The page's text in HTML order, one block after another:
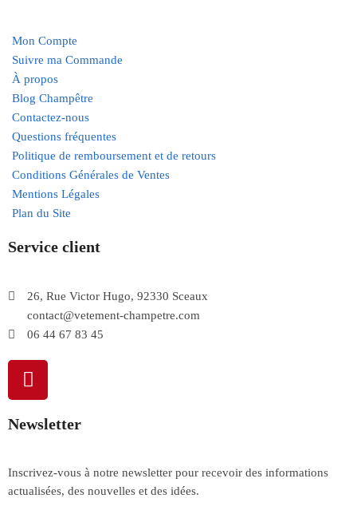
Mon Compte
Suivre ma Commande
À propos
Blog Champêtre
Contactez-nous
Questions fréquentes
Politique de remboursement et de retours
Conditions Générales de Ventes
Mentions Légales
Plan du Site
Service client
26, Rue Victor Hugo, 92330 Sceaux
contact@vetement-champetre.com
06 44 67 83 45
Newsletter
Inscrivez-vous à notre newsletter pour recevoir des informations
actualisées, des nouvelles et des idées.